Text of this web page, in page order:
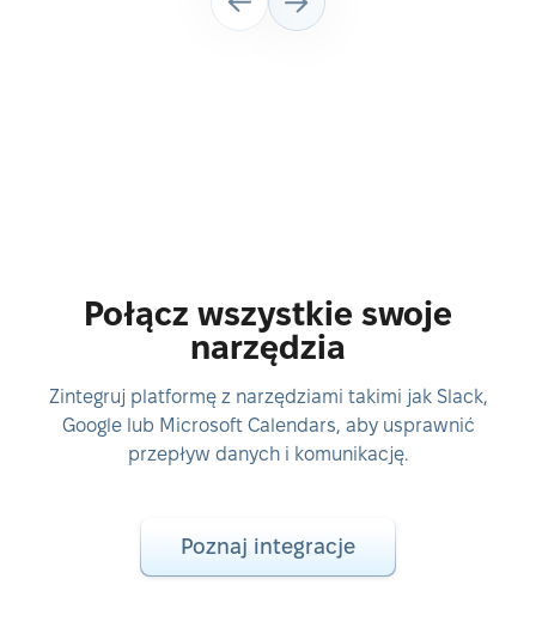
Połącz wszystkie swoje
narzędzia
Zintegruj platformę z narzędziami takimi jak Slack,
Google lub Microsoft Calendars, aby usprawnić
przepływ danych i komunikację.
Poznaj integracje